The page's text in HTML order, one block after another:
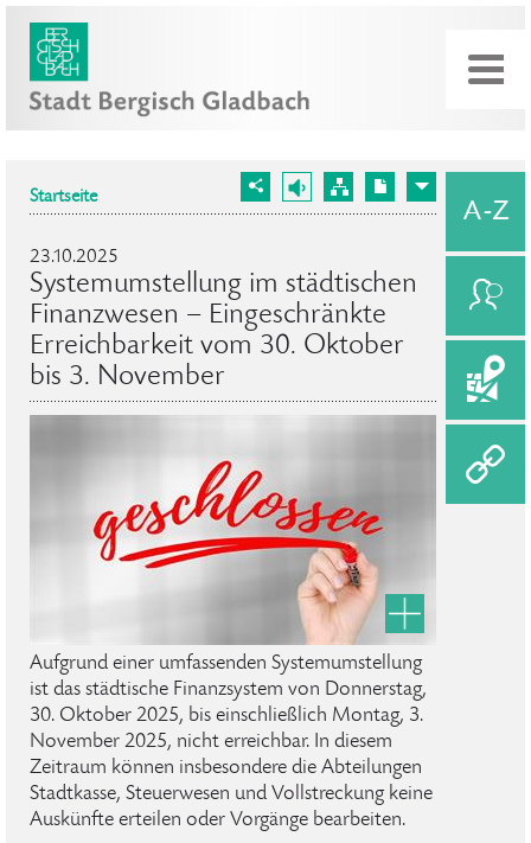
Startseite
23.10.2025
Systemumstellung im städtischen
Finanzwesen – Eingeschränkte
Erreichbarkeit vom 30. Oktober
bis 3. November
Aufgrund einer umfassenden Systemumstellung
ist das städtische Finanzsystem von Donnerstag,
30. Oktober 2025, bis einschließlich Montag, 3.
November 2025, nicht erreichbar. In diesem
Zeitraum können insbesondere die Abteilungen
Stadtkasse, Steuerwesen und Vollstreckung keine
Auskünfte erteilen oder Vorgänge bearbeiten.